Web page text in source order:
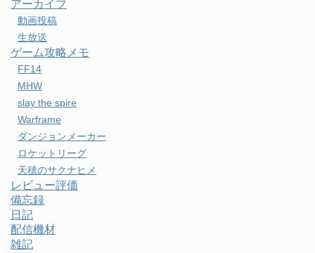
アーカイブ
動画投稿
生放送
ゲーム攻略メモ
FF14
MHW
slay the spire
Warframe
ダンジョンメーカー
ロケットリーグ
天穂のサクナヒメ
レビュー評価
備忘録
日記
配信機材
雑記